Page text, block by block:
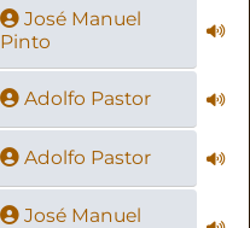
José Manuel
Pinto
Adolfo Pastor
Adolfo Pastor
José Manuel